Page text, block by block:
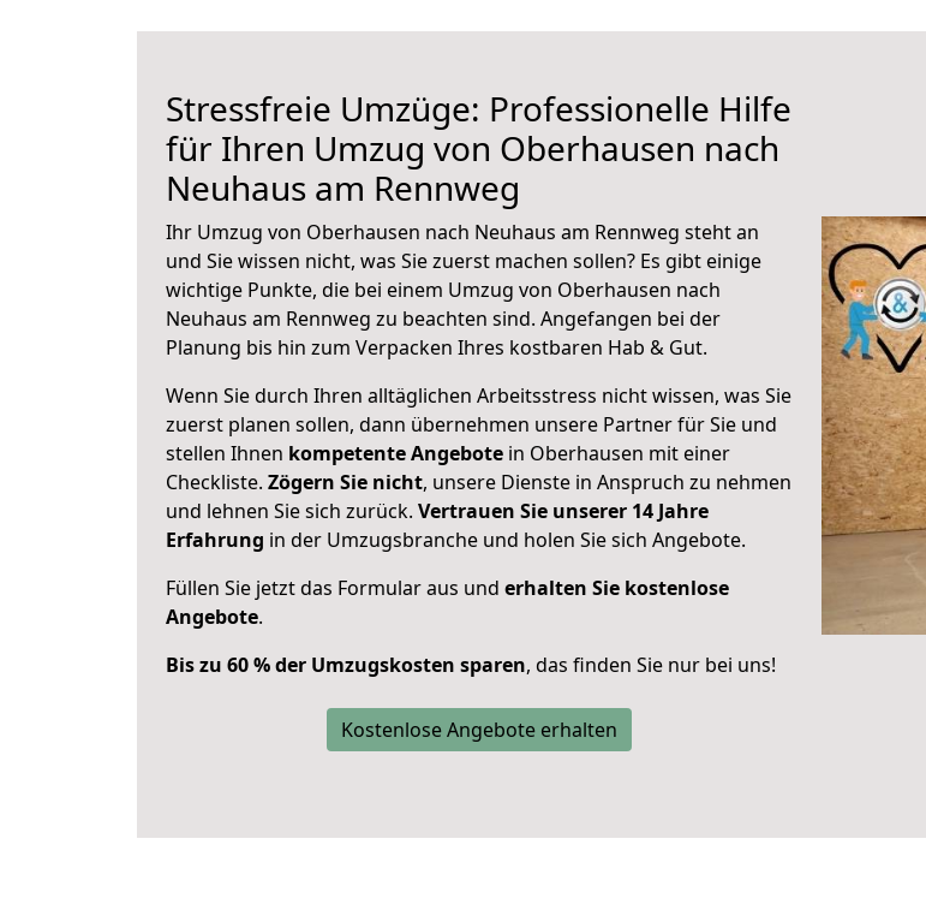
Stressfreie Umzüge: Professionelle Hilfe
für Ihren Umzug von Oberhausen nach
Neuhaus am Rennweg
Ihr Umzug von Oberhausen nach Neuhaus am Rennweg steht an
und Sie wissen nicht, was Sie zuerst machen sollen? Es gibt einige
wichtige Punkte, die bei einem Umzug von Oberhausen nach
Neuhaus am Rennweg zu beachten sind. Angefangen bei der
Planung bis hin zum Verpacken Ihres kostbaren Hab & Gut.
Wenn Sie durch Ihren alltäglichen Arbeitsstress nicht wissen, was Sie
zuerst planen sollen, dann übernehmen unsere Partner für Sie und
stellen Ihnen kompetente Angebote in Oberhausen mit einer
Checkliste. Zögern Sie nicht, unsere Dienste in Anspruch zu nehmen
und lehnen Sie sich zurück. Vertrauen Sie unserer 14 Jahre
Erfahrung in der Umzugsbranche und holen Sie sich Angebote.
Füllen Sie jetzt das Formular aus und erhalten Sie kostenlose
Angebote.
Bis zu 60 % der Umzugskosten sparen, das finden Sie nur bei uns!
Kostenlose Angebote erhalten